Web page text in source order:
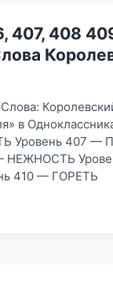
407, 408
в
Уровень 407 —
НЕЖНОСТЬ
410 — ГОРЕТЬ